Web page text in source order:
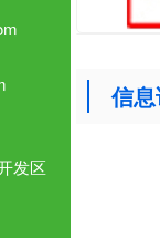
发区
信